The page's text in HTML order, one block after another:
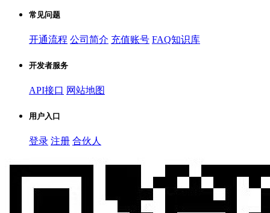
常见问题
开通流程 公司简介 充值账号 FAQ知识库
开发者服务
API接口 网站地图
用户入口
登录 注册 合伙人